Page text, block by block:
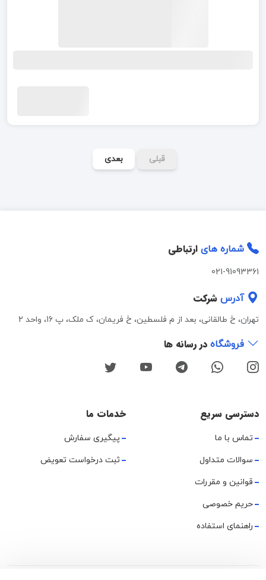
قبلی بعدی
شماره های ارتباطی
021-91093361
آدرس شرکت
تهران، خ طالقانی، بعد از م فلسطین، خ فریمان، ک ملک، پ 16، واحد 2
فروشگاه در رسانه ها
دسترسی سریع
تماس با ما
سوالات متداول
قوانین و مقررات
حریم خصوصی
راهنمای استفاده
خدمات ما
پیگیری سفارش
ثبت درخواست تعویض